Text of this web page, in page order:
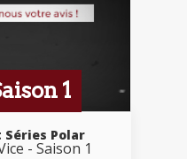
1
Séries Polar
- Saison 1